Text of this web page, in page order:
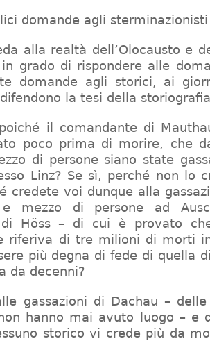
domande agli sterminazionisti
alla realtà dell’Olocausto e
grado di rispondere alle
domande agli storici, ai
la tesi della
il comandante di
poco prima di morire, che
di persone siano state
Linz? Se sì, perché non lo
credete voi dunque alla
mezzo di persone ad
di Höss – di cui è provato
riferiva di tre milioni di morti
più degna di fede di quella
da decenni?
gassazioni di Dachau –
hanno mai avuto luogo – e
storico vi crede più da